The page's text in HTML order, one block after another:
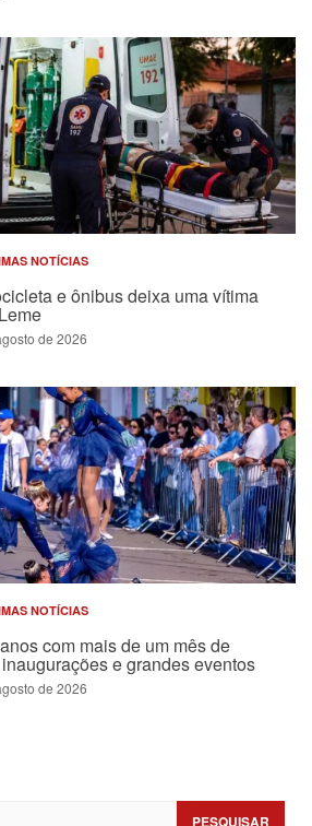
NOTÍCIAS
e ônibus deixa uma vítima
de 2026
NOTÍCIAS
com mais de um mês de
e grandes eventos
de 2026